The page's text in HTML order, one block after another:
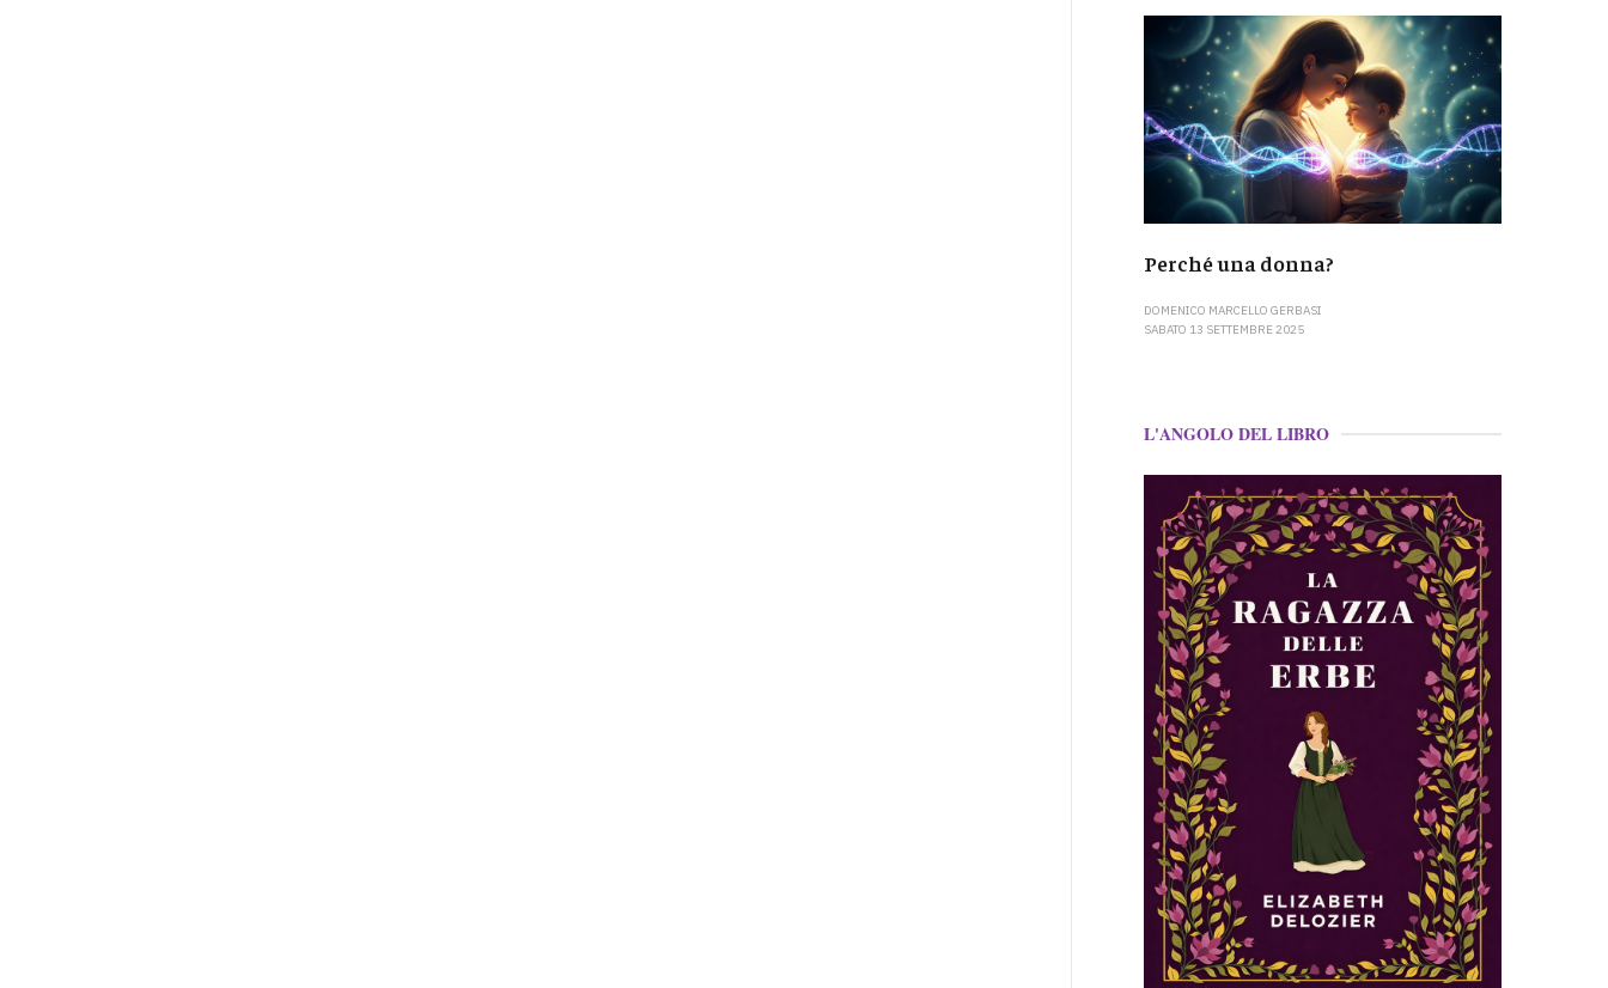
Perché una donna?
DOMENICO MARCELLO GERBASI
SABATO 13 SETTEMBRE 2025
L'ANGOLO DEL LIBRO